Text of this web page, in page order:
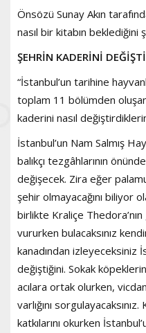
Önsözü Sunay Akın
nasıl bir kitabın beklediğini
ŞEHRİN KADERİNİ
“İstanbul’un tarihine
toplam 11 bölümden
kaderini nasıl
İstanbul’un Nam Salmış
balıkçı tezgâhlarının
değişecek. Zira eğer
şehir olmayacağını biliyor
birlikte Kraliçe
vururken bulacaksınız
kanadından izleyeceksiniz
değiştiğini. Sokak
acılara ortak olurken,
varlığını
katkılarını okurken